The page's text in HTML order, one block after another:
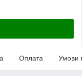
Оплата Умови